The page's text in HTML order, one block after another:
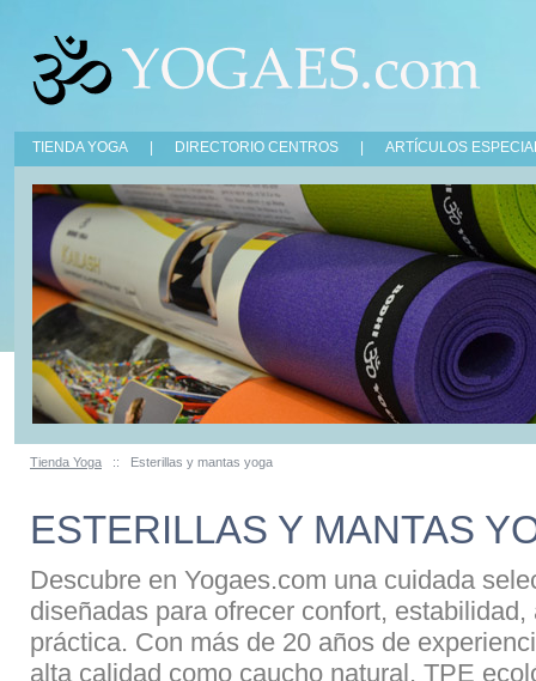
TIENDA YOGA DIRECTORIO CENTROS ARTÍCULOS
Tienda Yoga :: Esterillas y mantas yoga
ESTERILLAS Y MANTAS
Descubre en Yogaes.com una cuidada
diseñadas para ofrecer confort,
práctica. Con más de 20 años de
alta calidad como caucho natural, TPE